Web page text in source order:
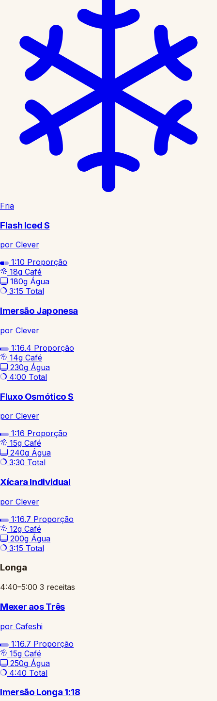
Fria
Flash Iced S
por Clever
1:10 Proporção
18g Café
180g Água
3:15 Total
Imersão Japonesa
por Clever
1:16.4 Proporção
14g Café
230g Água
4:00 Total
Fluxo Osmótico S
por Clever
1:16 Proporção
15g Café
240g Água
3:30 Total
Xícara Individual
por Clever
1:16.7 Proporção
12g Café
200g Água
3:15 Total
Longa
4:40–5:00 3 receitas
Mexer aos Três
por Cafeshi
1:16.7 Proporção
15g Café
250g Água
4:40 Total
Imersão Longa 1:18